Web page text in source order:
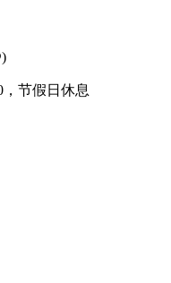
，节假日休息